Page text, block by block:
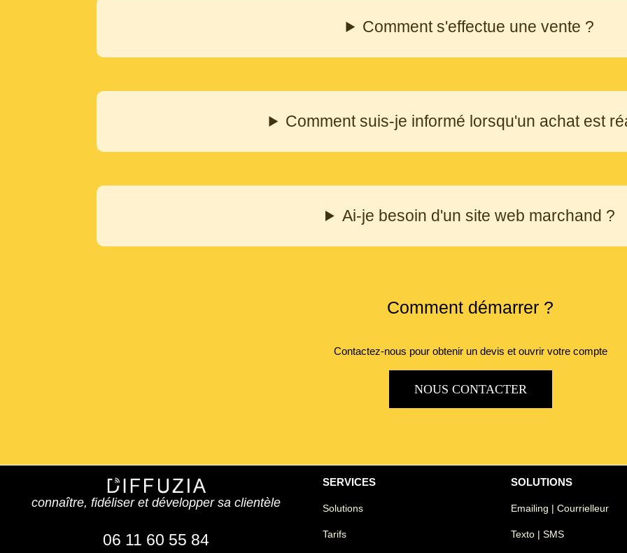
Comment s'effectue une vente ?
Comment suis-je informé lorsqu'un achat est
Ai-je besoin d'un site web marchand ?
Comment démarrer ?
Contactez-nous pour obtenir un devis et ouvrir votre compte
NOUS CONTACTER
connaître, fidéliser et développer sa clientèle
06 11 60 55 84
SERVICES
Solutions
Tarifs
SOLUTIONS
Emailing | Courrielleur
Texto | SMS